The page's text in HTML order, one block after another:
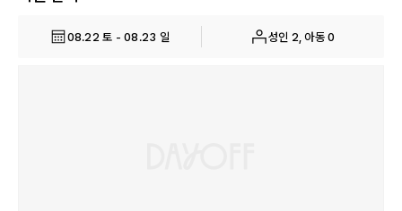
08.22 토 - 08.23 일 성인 2, 아동 0